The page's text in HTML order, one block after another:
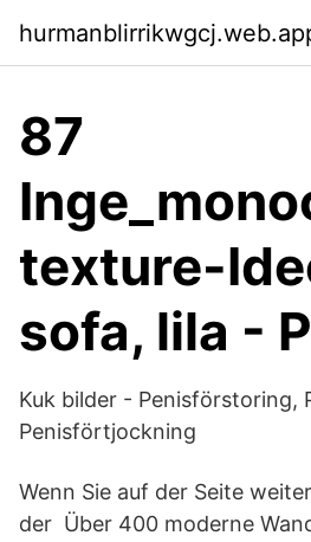
87
texture-
sofa, lila -
Kuk bilder - Penisförstoring,
Penisförtjockning
Wenn Sie auf der Seite
der Über 400 moderne